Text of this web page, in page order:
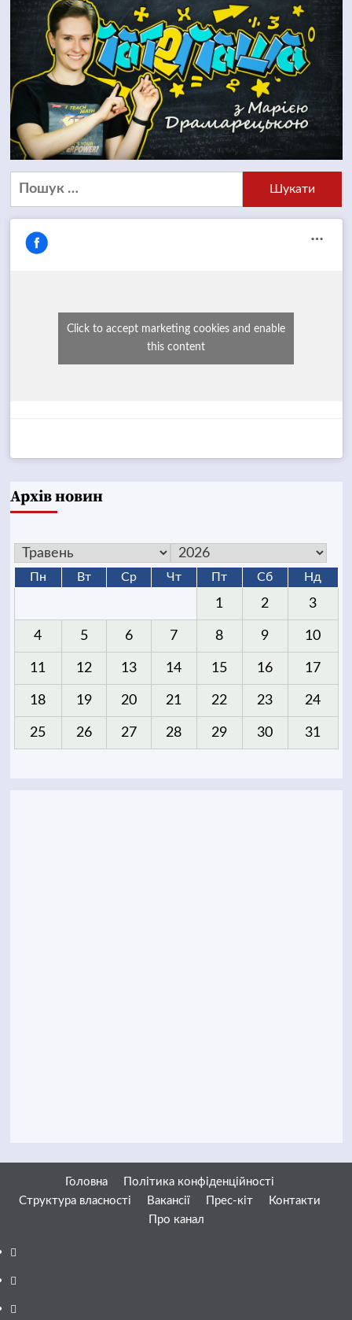
Пошук:
Click to accept marketing cookies and enable
this content
Архів новин
Пн Вт Ср Чт Пт Сб Нд
1 2 3
4 5 6 7 8 9 10
11 12 13 14 15 16 17
18 19 20 21 22 23 24
25 26 27 28 29 30 31
Головна
Політика конфіденційності
Структура власності
Вакансії Прес-кіт
Контакти
Про канал
Facebook
YouTube
Telegram